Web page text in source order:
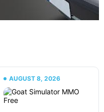
AUGUST 8, 2026